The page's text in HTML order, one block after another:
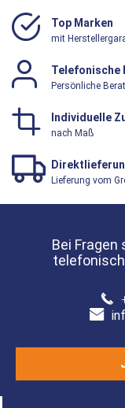
Top Marken
mit
Telefonische
Persönliche
Individuelle
nach Maß
Lieferung vom
Bei Fragen